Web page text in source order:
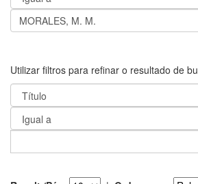
Utilizar filtros para refinar o resultado de